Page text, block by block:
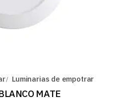
Luminarias de empotrar
MATE